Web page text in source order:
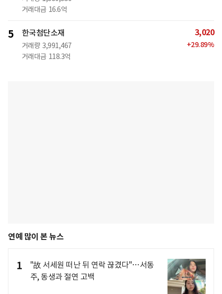
거래대금 16.6억
5 한국첨단소재
거래량 3,991,467
거래대금 118.3억
3,020
+29.89%
연예 많이 본 뉴스
1
"故 서세원 떠난 뒤 연락 끊겼다"…서동
주, 동생과 절연 고백